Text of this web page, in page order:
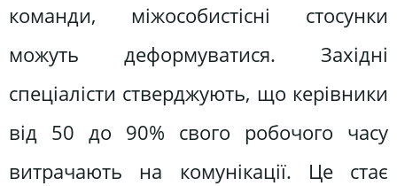
команди, міжособистісні стосунки
можуть деформуватися. Західні
спеціалісти стверджують, що керівники
від 50 до 90% свого робочого часу
витрачають на комунікації. Це стає